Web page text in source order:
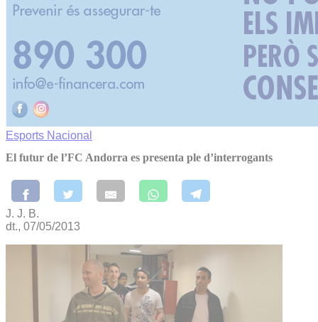
Esports Nacional
El futur de l’FC Andorra es presenta ple d’interrogants
J. J. B.
dt., 07/05/2013